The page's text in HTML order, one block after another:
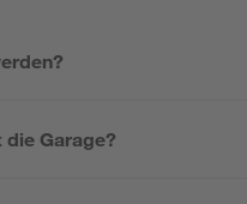
Garage?